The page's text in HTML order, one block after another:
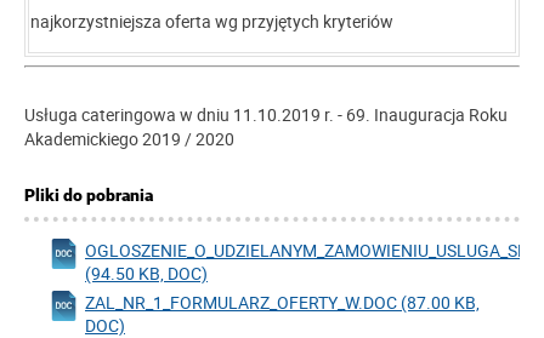
najkorzystniejsza oferta wg przyjętych kryteriów
Usługa cateringowa w dniu 11.10.2019 r. - 69. Inauguracja Roku
Akademickiego 2019 / 2020
Pliki do pobrania
(94.50 KB, DOC)
ZAL_NR_1_FORMULARZ_OFERTY_W.DOC (87.00 KB,
DOC)